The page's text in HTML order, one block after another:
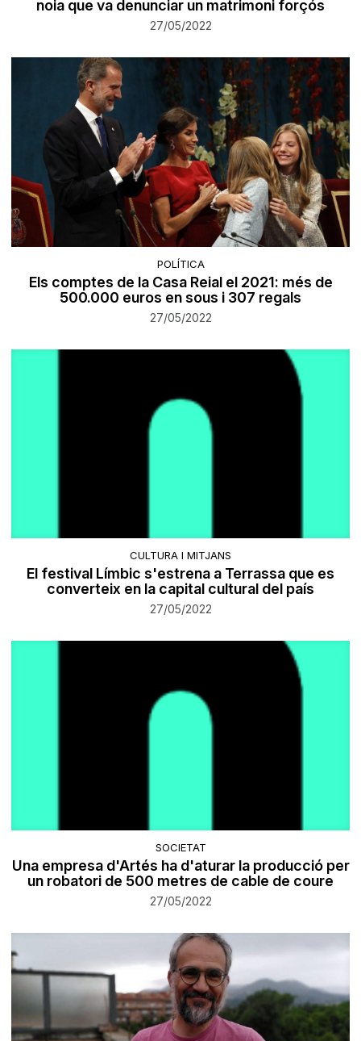
noia que va denunciar un matrimoni forçós
27/05/2022
POLÍTICA
Els comptes de la Casa Reial el 2021: més de
500.000 euros en sous i 307 regals
27/05/2022
CULTURA I MITJANS
El festival Límbic s'estrena a Terrassa que es
converteix en la capital cultural del país
27/05/2022
SOCIETAT
Una empresa d'Artés ha d'aturar la producció per
un robatori de 500 metres de cable de coure
27/05/2022